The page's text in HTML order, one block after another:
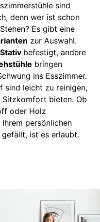
sind
denn wer ist schon
Es gibt eine
zur Auswahl.
Stativ befestigt, andere
bringen
ins Esszimmer.
sind leicht zu reinigen,
Sitzkomfort bieten. Ob
oder Holz
persönlichen
gefällt, ist es erlaubt.